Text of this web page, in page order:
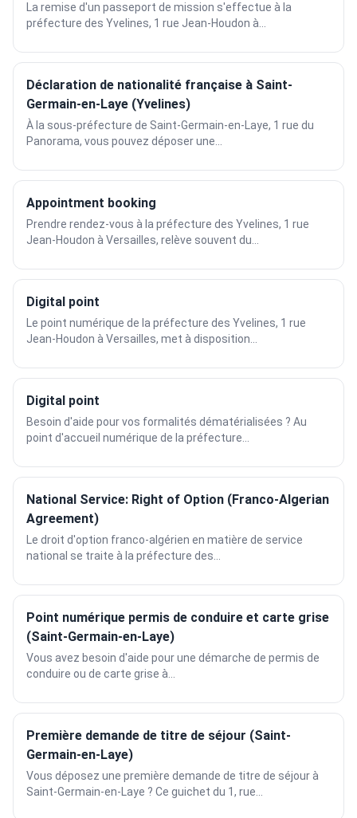
La remise d'un passeport de mission s'effectue à la
préfecture des Yvelines, 1 rue Jean-Houdon à...
Déclaration de nationalité française à Saint-
Germain-en-Laye (Yvelines)
À la sous-préfecture de Saint-Germain-en-Laye, 1 rue du
Panorama, vous pouvez déposer une...
Appointment booking
Prendre rendez-vous à la préfecture des Yvelines, 1 rue
Jean-Houdon à Versailles, relève souvent du...
Digital point
Le point numérique de la préfecture des Yvelines, 1 rue
Jean-Houdon à Versailles, met à disposition...
Digital point
Besoin d'aide pour vos formalités dématérialisées ? Au
point d'accueil numérique de la préfecture...
National Service: Right of Option (Franco-Algerian
Agreement)
Le droit d'option franco-algérien en matière de service
national se traite à la préfecture des...
Point numérique permis de conduire et carte grise
(Saint-Germain-en-Laye)
Vous avez besoin d'aide pour une démarche de permis de
conduire ou de carte grise à...
Première demande de titre de séjour (Saint-
Germain-en-Laye)
Vous déposez une première demande de titre de séjour à
Saint-Germain-en-Laye ? Ce guichet du 1, rue...